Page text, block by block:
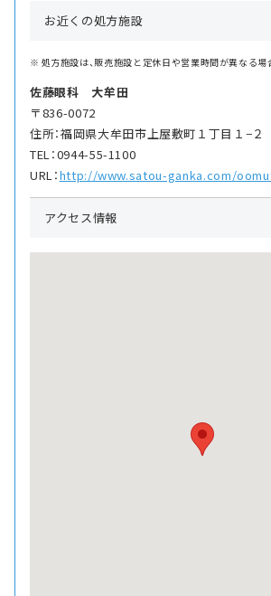
お近くの処方施設
処方施設は、販売施設と定休日や営業時間が異なる場
佐藤眼科 大牟田
〒836-0072
住所：福岡県大牟田市上屋敷町１丁目１−２
TEL：0944-55-1100
URL：http://www.satou-ganka.com/
アクセス情報